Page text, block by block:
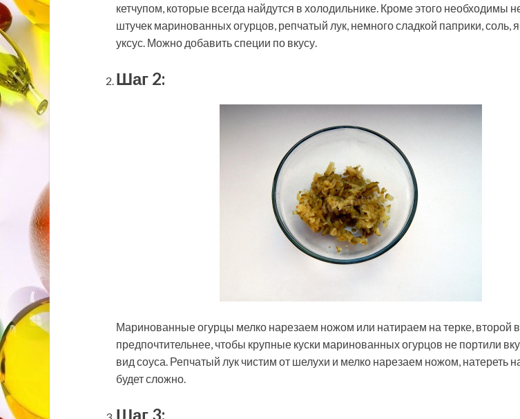
кетчупом, которые всегда найдутся в холодильнике. Кроме этого необходимы
штучек маринованных огурцов, репчатый лук, немного сладкой паприки, соль,
уксус. Можно добавить специи по вкусу.
Шаг 2:
Маринованные огурцы мелко нарезаем ножом или натираем на терке, второй
предпочтительнее, чтобы крупные куски маринованных огурцов не портили
вид соуса. Репчатый лук чистим от шелухи и мелко нарезаем ножом, натереть
будет сложно.
Шаг 3: